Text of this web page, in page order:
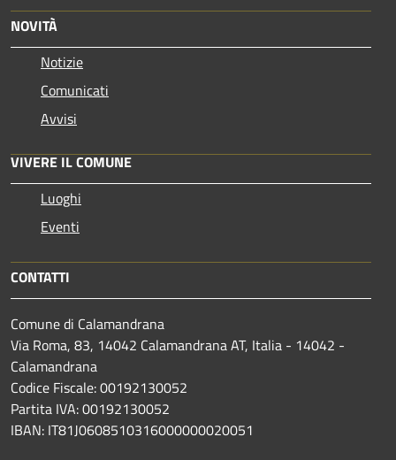
NOVITÀ
Notizie
Comunicati
Avvisi
VIVERE IL COMUNE
Luoghi
Eventi
CONTATTI
Comune di Calamandrana
Via Roma, 83, 14042 Calamandrana AT, Italia - 14042 -
Calamandrana
Codice Fiscale: 00192130052
Partita IVA: 00192130052
IBAN: IT81J0608510316000000020051